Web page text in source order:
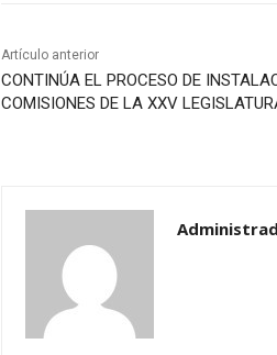
Artículo anterior
CONTINÚA EL PROCESO DE
COMISIONES DE LA XXV